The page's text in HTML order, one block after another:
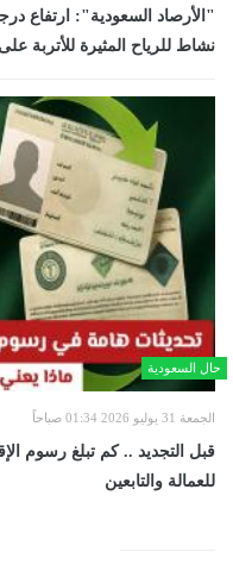
"الأرصاد السعودية": ارتفاع
نشاط للرياح المثيرة للأتربة
حال السعودية
الجمعة 31 يوليو 2026 01:34 صباحاً
للعمالة والتابعين